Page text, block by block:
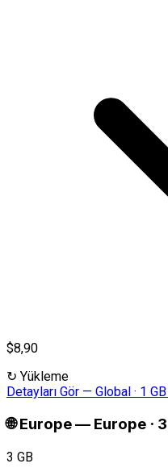
$8,90
↻ Yükleme
Detayları Gör — Global · 1
🌐 Europe— Europe ·
3 GB